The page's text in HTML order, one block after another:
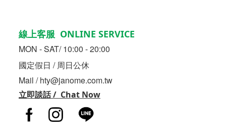
線上客服 ONLINE SERVICE
MON - SAT/ 10:00 - 20:00
國定假日 / 周日公休
Mail / hty@janome.com.tw
立即談話 / Chat Now